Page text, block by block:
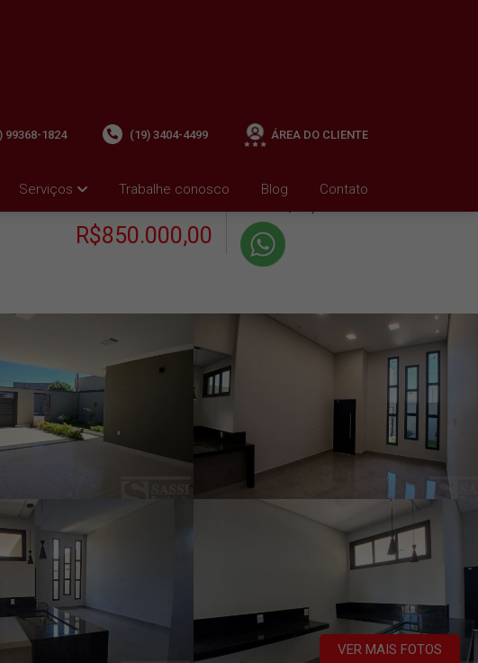
Serviços Trabalhe conosco Blog Contato
99368-1824 (19) 3404-4499 ÁREA DO CLIENTE
R$850.000,00
+ Condomínio R$0,00
VER MAIS FOTOS